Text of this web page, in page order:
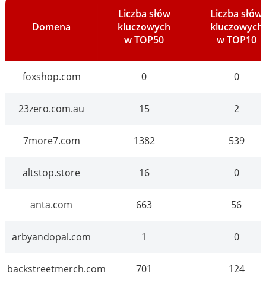
Domena
Liczba słów
kluczowych
w TOP50
Liczba słów
kluczowych
w TOP10
foxshop.com 0 0
23zero.com.au 15 2
7more7.com 1382 539
altstop.store 16 0
anta.com 663 56
arbyandopal.com 1 0
backstreetmerch.com 701 124